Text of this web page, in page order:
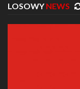
LOSOWY NEWS